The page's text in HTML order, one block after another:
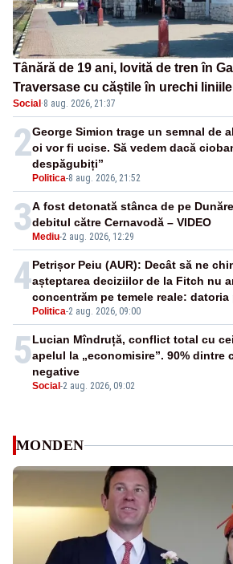
Tânără de 19 ani, lovită de tren în
Traversase cu căștile în urechi
nepermis
Social ·8 aug. 2026, 21:37
2
Politica-8 aug. 2026, 21:52
George Simion trage un semnal de
oi vor fi ucise. Să vedem dacă
despăgubiți”
3 Mediu-2 aug. 2026, 12:29
A fost detonată stânca de pe
debitul către Cernavodă – VIDEO
4
Politica-2 aug. 2026, 09:00
Petrișor Peiu (AUR): Decât să ne
așteptarea deciziilor de la Fitch nu
concentrăm pe temele reale:
bugetar?
5
Social -2 aug. 2026, 09:02
Lucian Mîndruță, conflict total cu
apelul la „economisire”. 90% dintre
negative
MONDEN